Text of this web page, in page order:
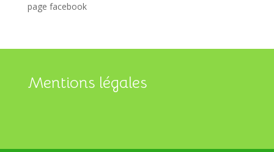
page facebook
Mentions légales